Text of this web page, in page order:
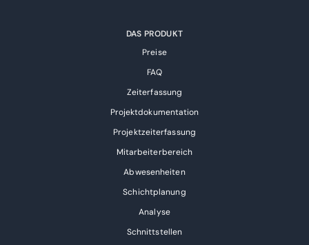
DAS PRODUKT
Preise
FAQ
Zeiterfassung
Projektdokumentation
Projektzeiterfassung
Mitarbeiterbereich
Abwesenheiten
Schichtplanung
Analyse
Schnittstellen